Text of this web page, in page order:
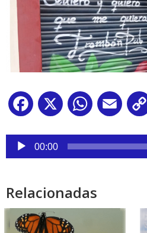
Facebook
X WhatsApp
Email
Reproductor
audio
00:00
Relacionadas